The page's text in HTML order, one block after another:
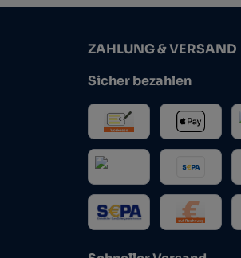
ZAHLUNG & VERSAND
Sicher bezahlen